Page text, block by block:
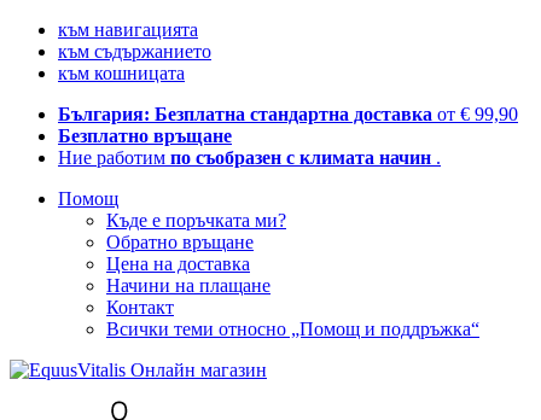
към навигацията
към съдържанието
към кошницата
България: Безплатна стандартна доставка от € 99,90
Безплатно връщане
Ние работим по съобразен с климата начин .
Помощ
Къде е поръчката ми?
Обратно връщане
Цена на доставка
Начини на плащане
Контакт
Всички теми относно „Помощ и поддръжка“